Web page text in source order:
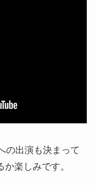
の出演も決まって
楽しみです。